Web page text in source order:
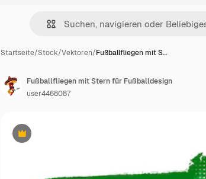
Startseite/Stock/Vektoren/Fußballfliegen mit S…
Premium
Fußballfliegen mit Stern für Fußballdesign
user4468087